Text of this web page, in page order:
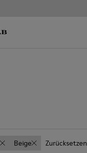
Beige Zurücksetzen